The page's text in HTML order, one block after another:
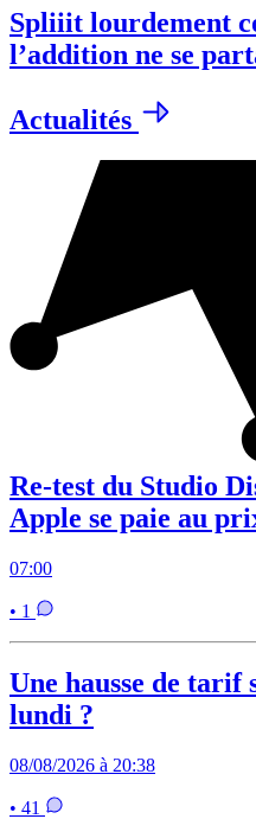
Spliiit lourdement
l’addition ne se
Actualités
Re-test du Studio
Apple se paie au
07:00
• 1
Une hausse de tarif
lundi ?
08/08/2026 à 20:38
• 41